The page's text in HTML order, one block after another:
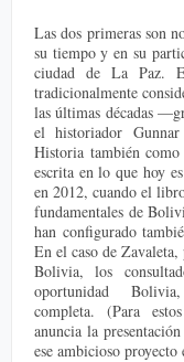
Las dos primeras son
su tiempo y en su
ciudad de La Paz.
tradicionalmente
las últimas décadas
el historiador
Historia también
escrita en lo que hoy
en 2012, cuando el
fundamentales de
han configurado
En el caso de
Bolivia, los
oportunidad
completa. (Para
anuncia la
ese ambicioso